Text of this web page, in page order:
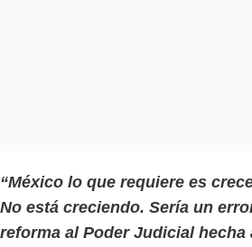
“México lo que requiere es
No está creciendo. Sería un
reforma al Poder Judicial hecha